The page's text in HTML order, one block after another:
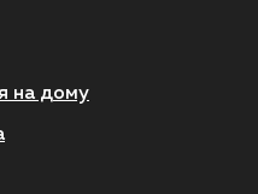
на дому